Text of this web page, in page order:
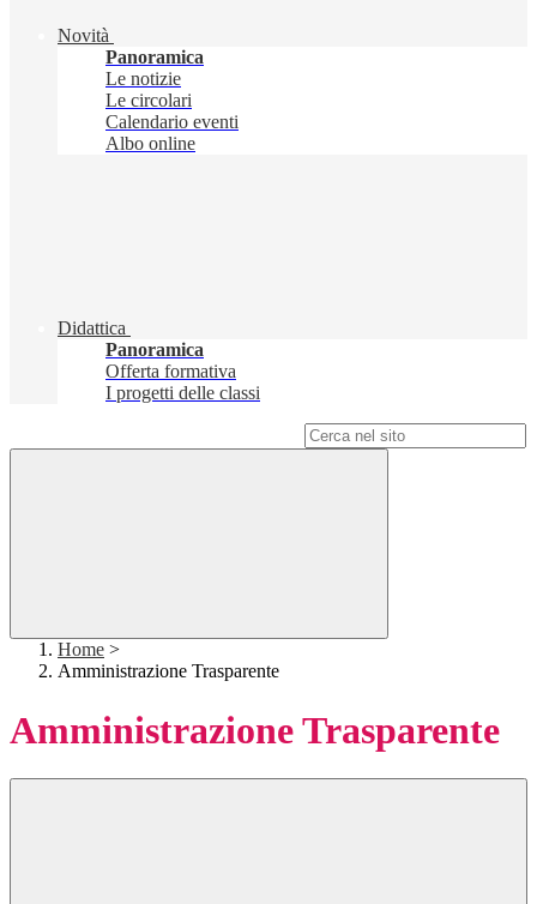
Novità
Panoramica
Le notizie
Le circolari
Calendario eventi
Albo online
Didattica
Panoramica
Offerta formativa
I progetti delle classi
Home >
Amministrazione Trasparente
Amministrazione Trasparente